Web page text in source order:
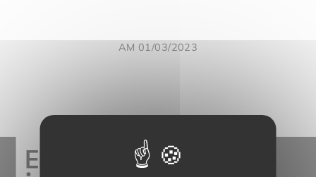
AM 01/03/2023